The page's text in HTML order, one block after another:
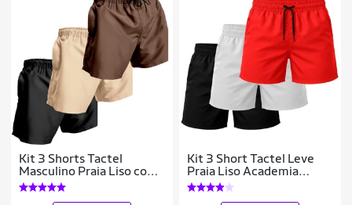
Kit 3 Shorts Tactel
Masculino Praia Liso com
Bolsos Secagem Rápida e
Ajuste
Kit 3 Short Tactel Leve
Praia Liso Academia
Bermuda Masculina